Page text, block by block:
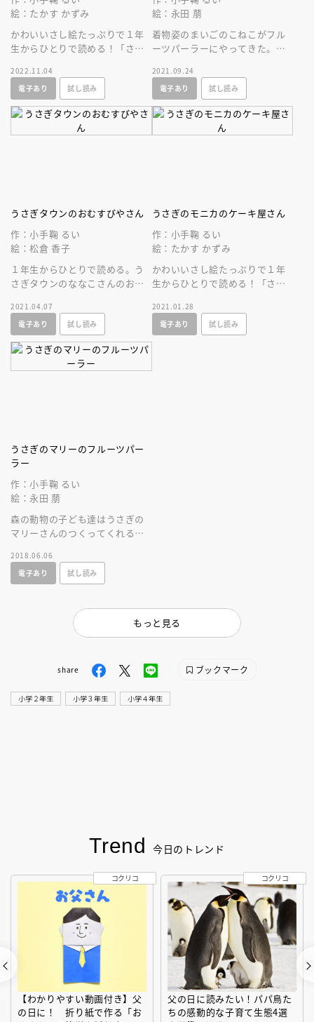
絵：たかす かずみ
かわいいさし絵たっぷりで１年
生からひとりで読める！「さ
モニカさんのケーキ屋さんがオ
ープンしました
2022.11.04
電子あり
試し読み
絵：永田 萠
着物姿のまいごのこねこがフル
ーツパーラーにやってきた。一
ぶつたちと果物デザートのやさ
しい物語。
2021.09.24
電子あり
試し読み
うさぎタウンのおむすびやさん
作：小手鞠 るい
絵：松倉 香子
１年生からひとりで読める。う
さぎタウンのななこさんのおむ
大人気！あっという間に行列が
できました。
2021.04.07
電子あり
試し読み
うさぎのモニカのケーキ屋さん
作：小手鞠 るい
絵：たかす かずみ
かわいいさし絵たっぷりで１年
生からひとりで読める！「さ
モニカさんのケーキ屋さんがオ
ープンしました
2021.01.28
電子あり
試し読み
うさぎのマリーのフルーツパー
ラー
作：小手鞠 るい
絵：永田 萠
森の動物の子ども達はうさぎの
マリーさんのつくってくれるフ
の見開きに永田萠氏の美しい挿
絵入り。
2018.06.06
電子あり
試し読み
もっと見る
share ブックマーク
小学２年生 小学３年生 小学４年生
Trend 今日のトレンド
【わかりやすい動画付き】父
の日に！ 折り紙で作る「お
コクリコ
父の日に読みたい！パパ鳥た
ちの感動的な子育て生態4選
コクリコ